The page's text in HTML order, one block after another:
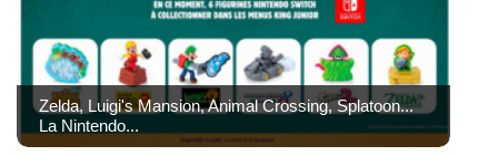
Zelda, Luigi's Mansion, Animal Crossing, Splatoon...
La Nintendo...